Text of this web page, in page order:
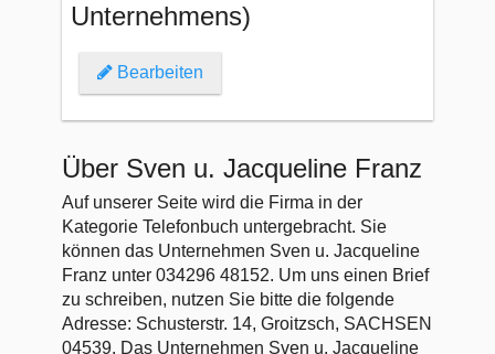
Unternehmens)
Bearbeiten
Über Sven u. Jacqueline Franz
Auf unserer Seite wird die Firma in der
Kategorie Telefonbuch untergebracht. Sie
können das Unternehmen Sven u. Jacqueline
Franz unter 034296 48152. Um uns einen Brief
zu schreiben, nutzen Sie bitte die folgende
Adresse: Schusterstr. 14, Groitzsch, SACHSEN
04539. Das Unternehmen Sven u. Jacqueline